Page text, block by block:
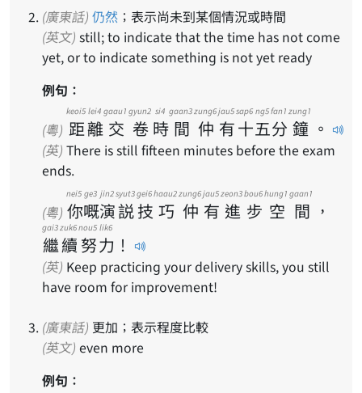
(廣東話) 仍然 ；表示尚未到某個情況或時間
(英文)
yet, or to indicate something is not yet ready
例句：
(粵) 距
keoi5
離
lei4
交
gaau1
卷
gyun2
時
si4
間
gaan3
仲
zung6
有
jau5
十
sap6
五
ng5
分
fan1
鐘
zung1
。
(英) There is still fifteen minutes before the exam
ends.
(粵) 你
nei5
嘅
ge3
演
jin2
説
syut3
技
gei6
巧
haau2
仲
zung6
有
jau5
進
zeon3
步
bou6
空
hung1
間
gaan1
，
繼
gai3
續
zuk6
努
nou5
力
lik6
！
(英) Keep practicing your delivery skills, you still
have room for improvement!
(廣東話) 更加；表示程度比較
(英文) even more
例句：